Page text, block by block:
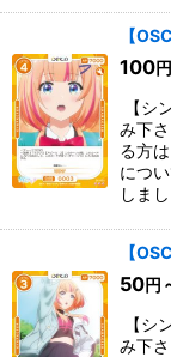
【
100円
【シ
み下
る方
につ
しま
【
50円
【シ
み下